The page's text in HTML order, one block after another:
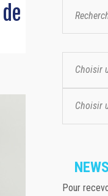
Choisir
Choisir
Pour